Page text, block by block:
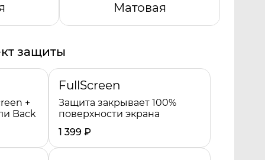
Матовая
защиты
+
Back
FullScreen
Защита закрывает 100%
поверхности экрана
1 399 ₽